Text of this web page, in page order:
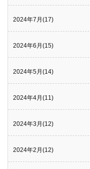
2024年7月(17)
2024年6月(15)
2024年5月(14)
2024年4月(11)
2024年3月(12)
2024年2月(12)